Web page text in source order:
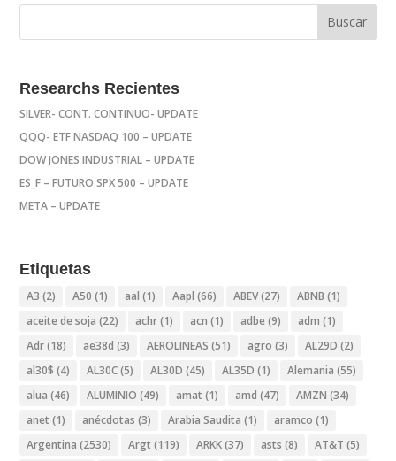
Researchs Recientes
SILVER- CONT. CONTINUO- UPDATE
QQQ- ETF NASDAQ 100 – UPDATE
DOW JONES INDUSTRIAL – UPDATE
ES_F – FUTURO SPX 500 – UPDATE
META – UPDATE
Etiquetas
A3 (2) A50 (1) aal (1) Aapl (66) ABEV(27) ABNB (1)
aceite de soja (22) achr(1) acn (1) adbe (9) adm (1)
Adr(18) ae38d (3) AEROLINEAS (51) agro (3) AL29D (2)
al30$ (4) AL30C(5) AL30D (45) AL35D (1) Alemania (55)
alua (46) ALUMINIO (49) amat (1) amd (47) AMZN (34)
anet (1) anécdotas (3) Arabia Saudita (1) aramco (1)
Argentina (2530) Argt (119) ARKK(37) asts (8) AT&T (5)